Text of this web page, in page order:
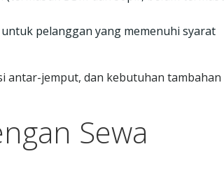
pelanggan yang memenuhi syarat
antar-jemput, dan kebutuhan tambahan
Sewa